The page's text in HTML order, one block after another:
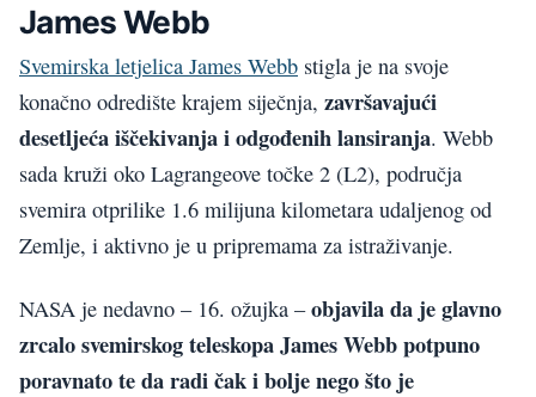
James Webb
Svemirska letjelica James Webb stigla je na svoje
konačno odredište krajem siječnja, završavajući
desetljeća iščekivanja i odgođenih lansiranja. Webb
sada kruži oko Lagrangeove točke 2 (L2), područja
svemira otprilike 1.6 milijuna kilometara udaljenog od
Zemlje, i aktivno je u pripremama za istraživanje.
NASA je nedavno – 16. ožujka –objavila da je glavno
zrcalo svemirskog teleskopa James Webb potpuno
poravnato te da radi čak i bolje nego što je